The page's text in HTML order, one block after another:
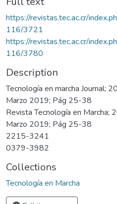
https://revistas.tec.ac.cr/
116/3721
https://revistas.tec.ac.cr/
116/3780
Description
Tecnología en marcha Journal;
Marzo 2019; Pág 25-38
Revista Tecnología en Marcha;
Marzo 2019; Pág 25-38
2215-3241
0379-3982
Collections
Tecnología en Marcha